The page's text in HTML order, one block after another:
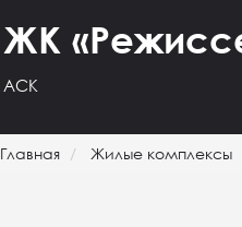
ЖК
АСК
Главная Жилые комплексы